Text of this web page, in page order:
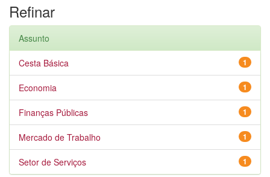
Refinar
Assunto
1
Cesta Básica
1
Economia
1
Finanças Públicas
1
Mercado de Trabalho
1
Setor de Serviços